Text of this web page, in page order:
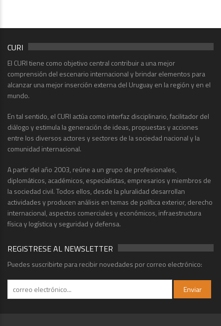
CURI
El CURI tiene como objetivo central contribuir a una mejor
comprensión del escenario internacional y brindar elementos para
alcanzar una mejor inserción externa del Uruguay en la región y en el
mundo.
En tal sentido, el CURI actúa como interfaz disciplinario, facilitador del
diálogo y estimula la generación de ideas, propuestas y acciones
entre los diversos actores y sectores de la sociedad nacional y la
comunidad internacional.
A partir del año 2003, reúne a un grupo de profesionales,
diplomáticos, académicos, especialistas, empresarios y miembros de
la sociedad civil. Todos ellos, desde la pluralidad desarrollan
actividades y producen análisis en temas de política exterior, derecho
internacional, aspectos comerciales y económicos, infraestructura
física y logística y seguridad y defensa.
REGISTRESE AL NEWSLETTER
Puedes suscribirte para recibir novedades por correo electrónico: